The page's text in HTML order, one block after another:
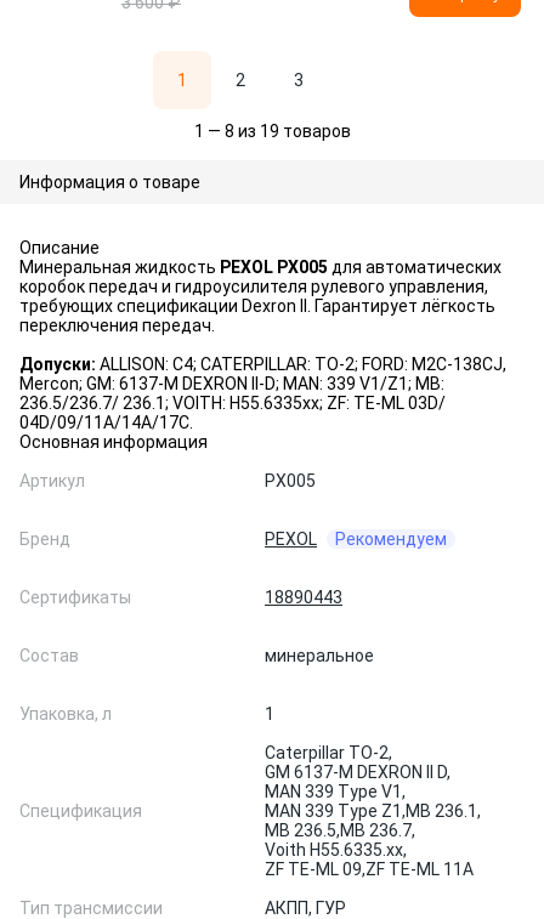
1 2 3
1 — 8 из 19 товаров
Информация о товаре
Описание
Минеральная жидкость PEXOL PX005 для автоматических
коробок передач и гидроусилителя рулевого управления,
требующих спецификации Dexron II. Гарантирует лёгкость
переключения передач.
Допуски: ALLISON: C4; CATERPILLAR: TO-2; FORD: M2C-138CJ,
Mercon; GM: 6137-M DEXRON II-D; MAN: 339 V1/Z1; MB:
236.5/236.7/ 236.1; VOITH: H55.6335xx; ZF: TE-ML 03D/
04D/09/11A/14A/17C.
Основная информация
Артикул
PX005
Бренд PEXOL Рекомендуем
Сертификаты 18890443
Состав минеральное
Упаковка, л 1
Спецификация
Caterpillar TO-2,
GM 6137-M DEXRON II D,
MAN 339 Type V1,
MAN 339 Type Z1,MB 236.1,
MB 236.5,MB 236.7,
Voith H55.6335.xx,
ZF TE-ML 09,ZF TE-ML 11A
Тип трансмиссии
АКПП, ГУР